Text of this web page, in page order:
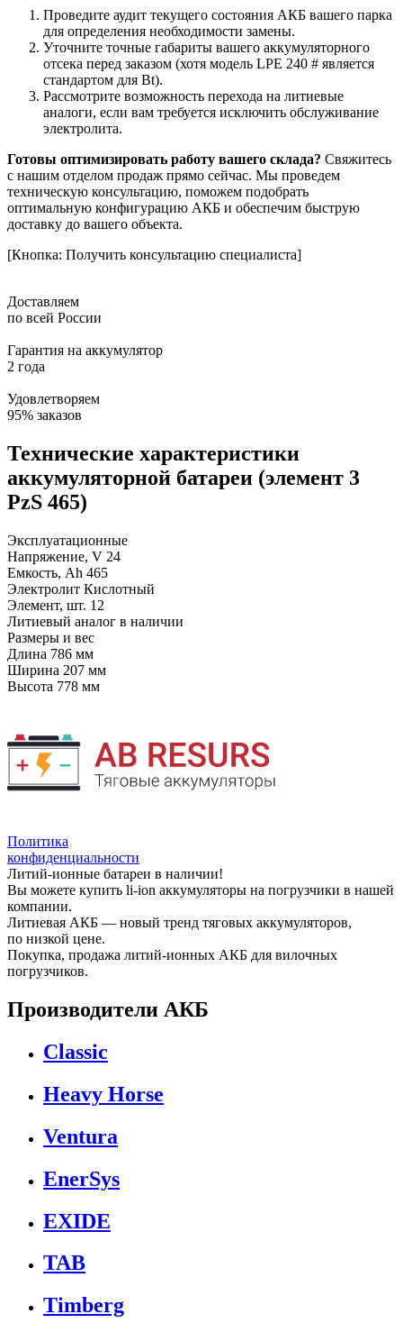
Проведите аудит текущего состояния АКБ вашего парка
для определения необходимости замены.
Уточните точные габариты вашего аккумуляторного
отсека перед заказом (хотя модель LPE 240 # является
стандартом для Bt).
Рассмотрите возможность перехода на литиевые
аналоги, если вам требуется исключить обслуживание
электролита.
Готовы оптимизировать работу вашего склада? Свяжитесь
с нашим отделом продаж прямо сейчас. Мы проведем
техническую консультацию, поможем подобрать
оптимальную конфигурацию АКБ и обеспечим быструю
доставку до вашего объекта.
[Кнопка: Получить консультацию специалиста]
Доставляем
по всей России
Гарантия на аккумулятор
2 года
Удовлетворяем
95% заказов
Технические характеристики
аккумуляторной батареи (элемент 3
PzS 465)
Эксплуатационные
Напряжение, V 24
Емкость, Ah 465
Электролит Кислотный
Элемент, шт. 12
Литиевый аналог в наличии
Размеры и вес
Длина 786 мм
Ширина 207 мм
Высота 778 мм
Политика
конфиденциальности
Литий-ионные батареи в наличии!
Вы можете купить li-ion аккумуляторы на погрузчики в нашей
компании.
Литиевая АКБ — новый тренд тяговых аккумуляторов,
по низкой цене.
Покупка, продажа литий-ионных АКБ для вилочных
погрузчиков.
Производители АКБ
Classic
Heavy Horse
Ventura
EnerSys
EXIDE
TAB
Timberg